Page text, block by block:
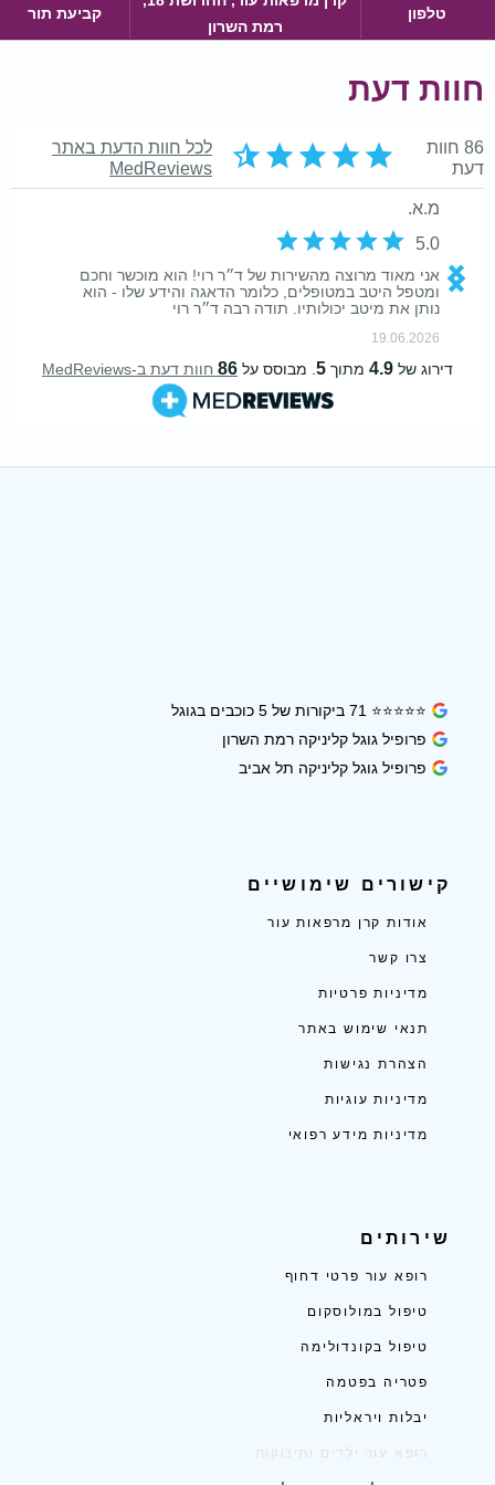
טלפון
רמת השרון
קביעת תור
חוות דעת
שירותים
רופא עור פרטי דחוף
טיפול במולוסקום
טיפול בקונדולימה
פטריה בפטמה
יבלות ויראליות
רופא עור ילדים ותינוקות
קישורים שימושיים
אודות קרן מרפאות עור
צרו קשר
מדיניות פרטיות
תנאי שימוש באתר
הצהרת נגישות
מדיניות עוגיות
מדיניות מידע רפואי
⭐⭐⭐⭐⭐ 71 ביקורות של 5 כוכבים בגוגל
פרופיל גוגל קליניקה רמת השרון
פרופיל גוגל קליניקה תל אביב